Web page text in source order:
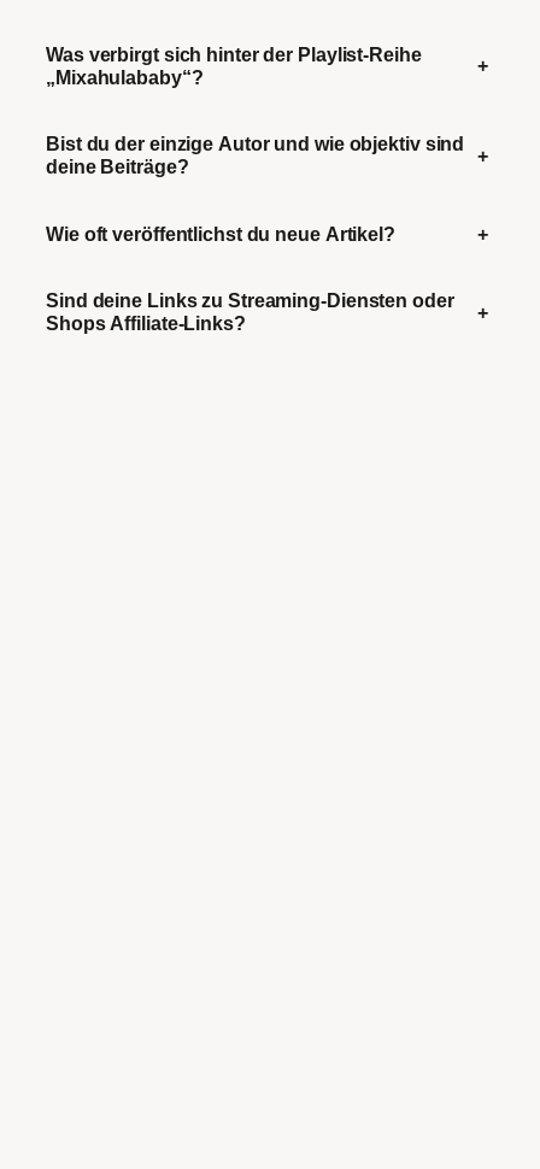
Was verbirgt sich hinter der Playlist-Reihe
„Mixahulababy“?
+
Bist du der einzige Autor und wie objektiv sind
deine Beiträge?
+
Wie oft veröffentlichst du neue Artikel? +
Sind deine Links zu Streaming-Diensten oder
Shops Affiliate-Links?
+